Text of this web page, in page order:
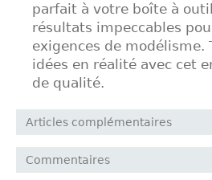
parfait à votre boîte à
résultats impeccables
exigences de modélisme.
idées en réalité avec cet
de qualité.
Articles complémentaires
Commentaires